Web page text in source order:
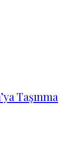
Taşınma